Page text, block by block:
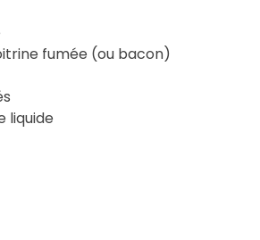
fumée (ou bacon)
liquide